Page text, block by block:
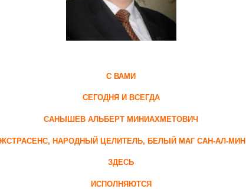
С ВАМИ
СЕГОДНЯ И ВСЕГДА
САНЫШЕВ АЛЬБЕРТ МИНИАХМЕТОВИЧ
КСТРАСЕНС, НАРОДНЫЙ ЦЕЛИТЕЛЬ, БЕЛЫЙ МАГ САН-АЛ-МИН
ЗДЕСЬ
ИСПОЛНЯЮТСЯ